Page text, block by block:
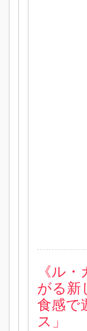
《ル
がる新
食感で
ス」